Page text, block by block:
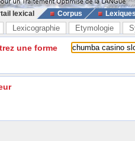
lexical Corpus
Lexicographie Etymologie
une forme